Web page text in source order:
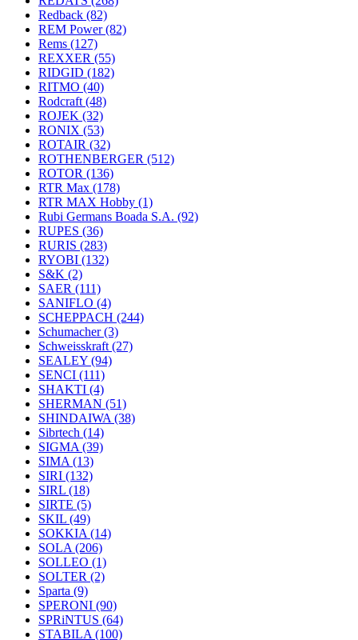
Redback (82)
REM Power(82)
Rems (127)
REXXER (55)
RIDGID (182)
RITMO (40)
Rodcraft (48)
ROJEK (32)
RONIX (53)
ROTAIR (32)
ROTHENBERGER (512)
ROTOR (136)
RTR Max (178)
RTR MAX Hobby (1)
Rubi Germans Boada S.A. (92)
RUPES (36)
RURIS (283)
RYOBI (132)
S&K (2)
SAER (111)
SANIFLO (4)
SCHEPPACH (244)
Schumacher(3)
Schweisskraft (27)
SEALEY (94)
SENCI (111)
SHAKTI (4)
SHERMAN (51)
SHINDAIWA (38)
Sibrtech (14)
SIGMA (39)
SIMA (13)
SIRI (132)
SIRL (18)
SIRTE (5)
SKIL (49)
SOKKIA (14)
SOLA (206)
SOLLEO (1)
SOLTER (2)
Sparta (9)
SPERONI (90)
SPRiNTUS (64)
STABILA (100)